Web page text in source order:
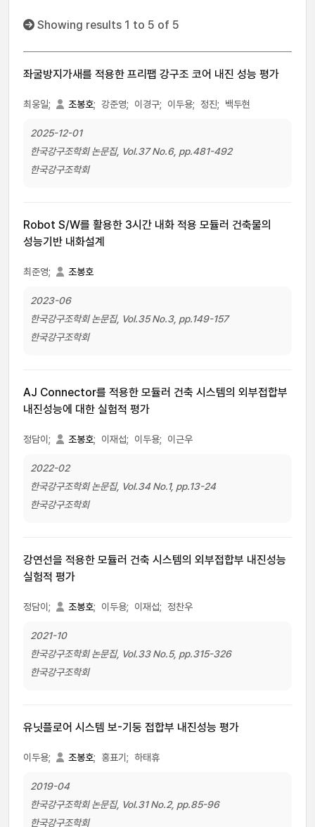
Showing results 1 to 5 of 5
좌굴방지가새를 적용한 프리팹 강구조 코어 내진 성능 평가
최웅일; 조봉호; 강준영; 이경구; 이두용; 정진; 백두현
2025-12-01
한국강구조학회 논문집, Vol.37 No.6, pp.481-492
한국강구조학회
Robot S/W를 활용한 3시간 내화 적용 모듈러 건축물의
성능기반 내화설계
최준영; 조봉호
2023-06
한국강구조학회 논문집, Vol.35 No.3, pp.149-157
한국강구조학회
AJ Connector를 적용한 모듈러 건축 시스템의 외부접합부
내진성능에 대한 실험적 평가
정담이; 조봉호; 이재섭; 이두용; 이근우
2022-02
한국강구조학회 논문집, Vol.34 No.1, pp.13-24
한국강구조학회
강연선을 적용한 모듈러 건축 시스템의 외부접합부 내진성능
실험적 평가
정담이; 조봉호; 이두용; 이재섭; 정찬우
2021-10
한국강구조학회 논문집, Vol.33 No.5, pp.315-326
한국강구조학회
유닛플로어 시스템 보-기둥 접합부 내진성능 평가
이두용; 조봉호; 홍표기; 하태휴
2019-04
한국강구조학회 논문집, Vol.31 No.2, pp.85-96
한국강구조학회